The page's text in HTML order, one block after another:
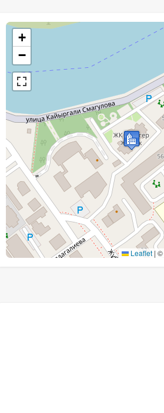
+
−
Leaflet | ©